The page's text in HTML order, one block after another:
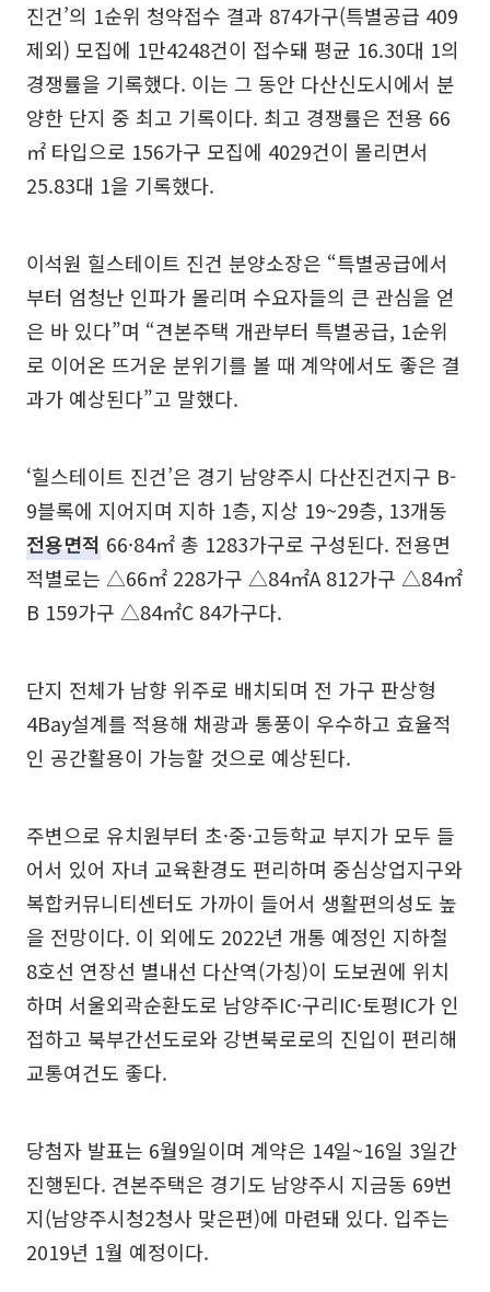
진건’의 1순위 청약접수 결과 874가구(특별공급 409
제외) 모집에 1만4248건이 접수돼 평균 16.30대 1의
경쟁률을 기록했다. 이는 그 동안 다산신도시에서 분
양한 단지 중 최고 기록이다. 최고 경쟁률은 전용 66
㎡ 타입으로 156가구 모집에 4029건이 몰리면서
25.83대 1을 기록했다.
이석원 힐스테이트 진건 분양소장은 “특별공급에서
부터 엄청난 인파가 몰리며 수요자들의 큰 관심을 얻
은 바 있다”며 “견본주택 개관부터 특별공급, 1순위
로 이어온 뜨거운 분위기를 볼 때 계약에서도 좋은 결
과가 예상된다”고 말했다.
‘힐스테이트 진건’은 경기 남양주시 다산진건지구 B-
9블록에 지어지며 지하 1층, 지상 19~29층, 13개동
전용면적 66·84㎡ 총 1283가구로 구성된다. 전용면
적별로는 △66㎡ 228가구 △84㎡A 812가구 △84㎡
B 159가구 △84㎡C 84가구다.
단지 전체가 남향 위주로 배치되며 전 가구 판상형
4Bay설계를 적용해 채광과 통풍이 우수하고 효율적
인 공간활용이 가능할 것으로 예상된다.
주변으로 유치원부터 초·중·고등학교 부지가 모두 들
어서 있어 자녀 교육환경도 편리하며 중심상업지구와
복합커뮤니티센터도 가까이 들어서 생활편의성도 높
을 전망이다. 이 외에도 2022년 개통 예정인 지하철
8호선 연장선 별내선 다산역(가칭)이 도보권에 위치
하며 서울외곽순환도로 남양주IC·구리IC·토평IC가 인
접하고 북부간선도로와 강변북로로의 진입이 편리해
교통여건도 좋다.
당첨자 발표는 6월9일이며 계약은 14일~16일 3일간
진행된다. 견본주택은 경기도 남양주시 지금동 69번
지(남양주시청2청사 맞은편)에 마련돼 있다. 입주는
2019년 1월 예정이다.